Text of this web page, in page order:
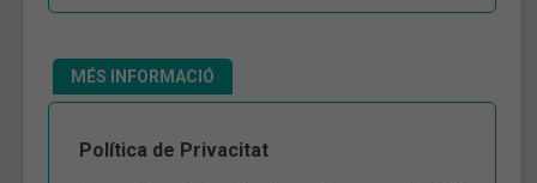
MÉS INFORMACIÓ
Política de Privacitat